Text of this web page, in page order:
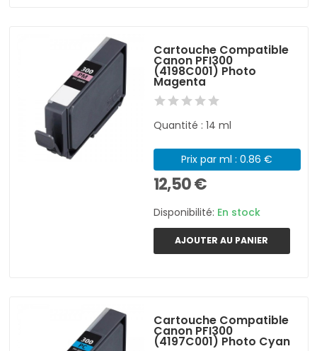
Cartouche Compatible
Canon PFI300
(4198C001) Photo
Magenta
Quantité : 14 ml
Prix par ml : 0.86 €
12,50 €
Disponibilité: En stock
AJOUTER AU PANIER
Cartouche Compatible
Canon PFI300
(4197C001) Photo Cyan